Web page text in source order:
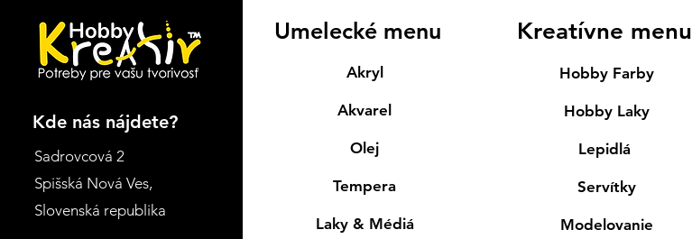
Kde nás nájdete?
Sadrovcová 2
Spišská Nová Ves,
Slovenská republika
Umelecké menu
Akryl
Akvarel
Olej
Tempera
Laky & Médiá
Kreatívne menu
Hobby Farby
Hobby Laky
Lepidlá
Servítky
Modelovanie